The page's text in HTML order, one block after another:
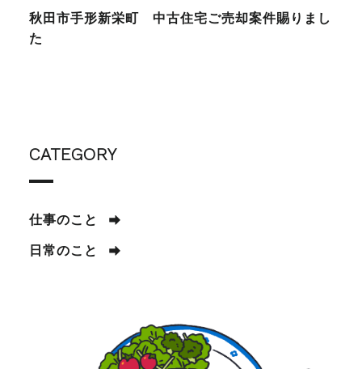
秋田市手形新栄町 中古住宅ご売却案件賜りまし
た
CATEGORY
仕事のこと
日常のこと